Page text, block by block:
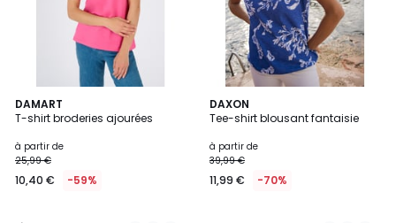
DAMART
T-shirt broderies ajourées
à partir de
25,99 €
10,40 € -59%
4
/
3
Couleurs
DAXON
Tee-shirt blousant fantaisie
à partir de
39,99 €
11,99 € -70%
2
Couleurs